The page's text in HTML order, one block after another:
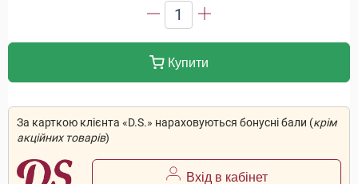
1
Купити
За карткою клієнта «D.S.» нараховуються бонусні бали (крім
акційних товарів)
Вхід в кабінет